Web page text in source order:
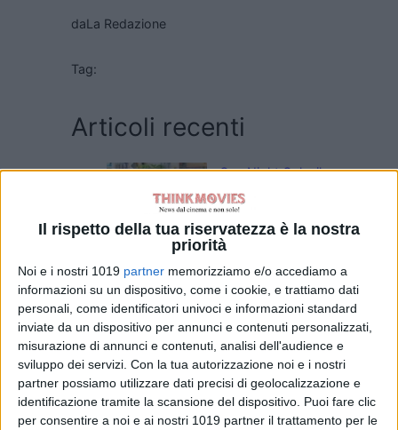
Il rispetto della tua riservatezza è la nostra
priorità
Noi e i nostri 1019 partner memorizziamo e/o accediamo a
informazioni su un dispositivo, come i cookie, e trattiamo dati
personali, come identificatori univoci e informazioni standard
inviate da un dispositivo per annunci e contenuti personalizzati,
misurazione di annunci e contenuti, analisi dell'audience e
sviluppo dei servizi. Con la tua autorizzazione noi e i nostri
partner possiamo utilizzare dati precisi di geolocalizzazione e
identificazione tramite la scansione del dispositivo. Puoi fare clic
per consentire a noi e ai nostri 1019 partner il trattamento per le
daLa Redazione
Tag:
Articoli recenti
One Night Only: il
regista
comprende i
paragoni con The
Purge
di Emanuela Giuliani
Spider-Man:
Brand New Day,
ecco come i ninja
della Mano
richiamano la
Fenice di Jean
Grey
di Emanuela Giuliani